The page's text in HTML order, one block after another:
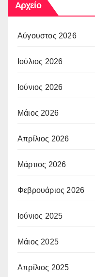
Αρχείο
Αύγουστος 2026
Ιούλιος 2026
Ιούνιος 2026
Μάιος 2026
Απρίλιος 2026
Μάρτιος 2026
Φεβρουάριος 2026
Ιούνιος 2025
Μάιος 2025
Απρίλιος 2025